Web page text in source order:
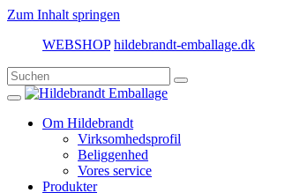
Zum Inhalt springen
WEBSHOP hildebrandt-emballage.dk
Om Hildebrandt
Virksomhedsprofil
Beliggenhed
Vores service
Produkter